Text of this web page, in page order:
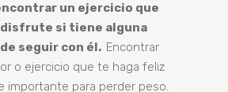
un ejercicio que
si tiene alguna
seguir con él. Encontrar
o ejercicio que te haga feliz
importante para perder peso.